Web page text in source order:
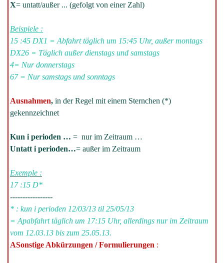
X= untatt/außer ... (gefolgt von einer Zahl)
Beispiele :
15 :45 DX1 = Abfahrt täglich um 15:45 Uhr, außer montags
DX26 = Täglich außer dienstags und samstags
4= Nur donnerstags
67 = Nur samstags und sonntags
Ausnahmen, in der Regel mit einem Sternchen (*)
gekennzeichnet
Kun i perioden … = nur im Zeitraum …
Untatt i perioden…= außer im Zeitraum
Exemple :
17 :15 D*
-----------------
* : kun i perioden 12/03/13 til 25/05/13
= Apabfahrt täglich um 17:15 Uhr, allerdings nur im Zeitraum
vom 12.03.13 bis zum 25.05.13.
ASonstige Abkürzungen / Formulierungen :